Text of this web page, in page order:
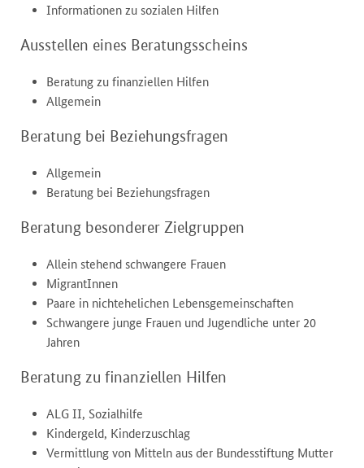
Informationen zu sozialen Hilfen
Ausstellen eines Beratungsscheins
Beratung zu finanziellen Hilfen
Allgemein
Beratung bei Beziehungsfragen
Allgemein
Beratung bei Beziehungsfragen
Beratung besonderer Zielgruppen
Allein stehend schwangere Frauen
MigrantInnen
Paare in nichtehelichen Lebensgemeinschaften
Schwangere junge Frauen und Jugendliche unter 20
Jahren
Beratung zu finanziellen Hilfen
ALG II, Sozialhilfe
Kindergeld, Kinderzuschlag
Vermittlung von Mitteln aus der Bundesstiftung Mutter